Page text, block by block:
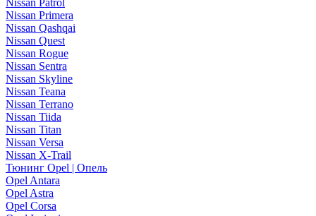
Nissan Patrol
Nissan Primera
Nissan Qashqai
Nissan Quest
Nissan Rogue
Nissan Sentra
Nissan Skyline
Nissan Teana
Nissan Terrano
Nissan Tiida
Nissan Titan
Nissan Versa
Nissan X-Trail
Тюнинг Opel | Опель
Opel Antara
Opel Astra
Opel Corsa